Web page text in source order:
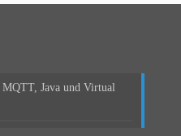
Java und Virtual